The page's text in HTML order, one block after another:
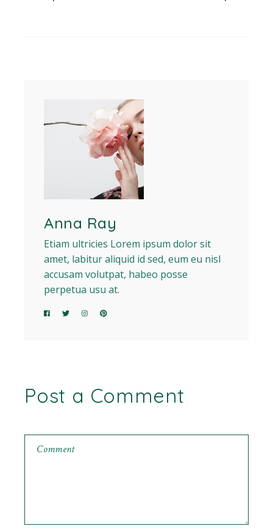
Anna Ray
Etiam ultricies Lorem ipsum dolor sit
amet, labitur aliquid id sed, eum eu nisl
accusam volutpat, habeo posse
perpetua usu at.
Post a Comment